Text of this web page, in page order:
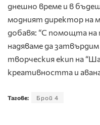
днешно време и в
модният директор на
добавя: “С помощта на
надяваме да
творческия екип на
креативността и
Тагове: Брой 4